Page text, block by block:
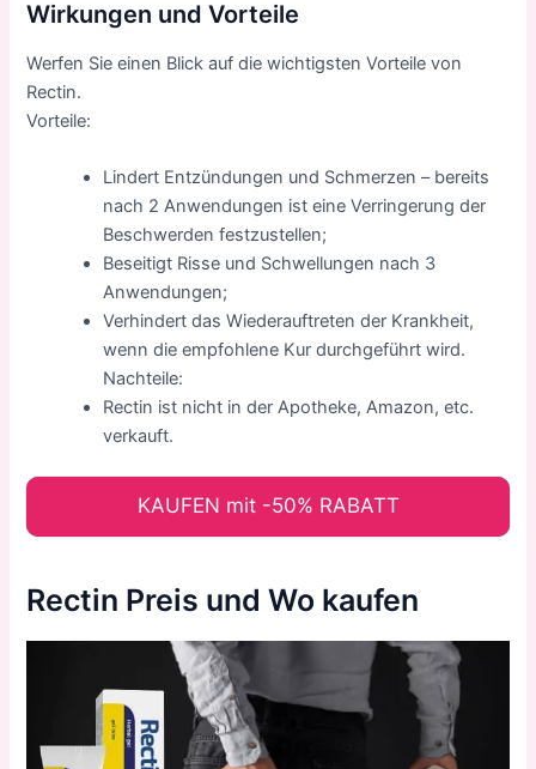
Wirkungen und Vorteile
Werfen Sie einen Blick auf die wichtigsten Vorteile von
Rectin.
Vorteile:
Lindert Entzündungen und Schmerzen – bereits
nach 2 Anwendungen ist eine Verringerung der
Beschwerden festzustellen;
Beseitigt Risse und Schwellungen nach 3
Anwendungen;
Verhindert das Wiederauftreten der Krankheit,
wenn die empfohlene Kur durchgeführt wird.
Nachteile:
Rectin ist nicht in der Apotheke, Amazon, etc.
verkauft.
KAUFEN mit -50% RABATT
Rectin Preis und Wo kaufen